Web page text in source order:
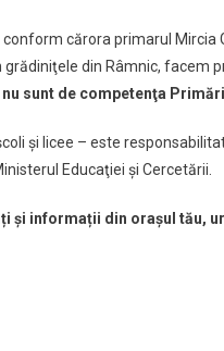
cărora primarul Mircia
din Râmnic, facem
sunt de competenţa
şi licee – este
Educaţiei şi Cercetării.
și informații din orașul tău,